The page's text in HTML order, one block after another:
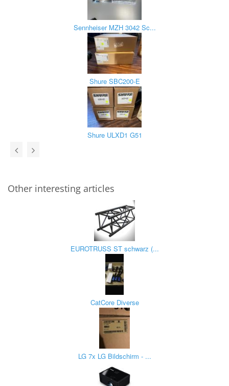
Sennheiser MZH 3042 Sc...
Shure SBC200-E
Shure ULXD1 G51
Other interesting articles
EUROTRUSS ST schwarz (...
CatCore Diverse
LG 7x LG Bildschirm - ...